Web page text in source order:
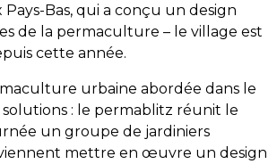
Pays-Bas, qui a conçu un design
de la permaculture – le village est
cette année.
urbaine abordée dans le
: le permablitz réunit le
un groupe de jardiniers
mettre en œuvre un design